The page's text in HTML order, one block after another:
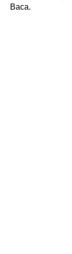
Baca.